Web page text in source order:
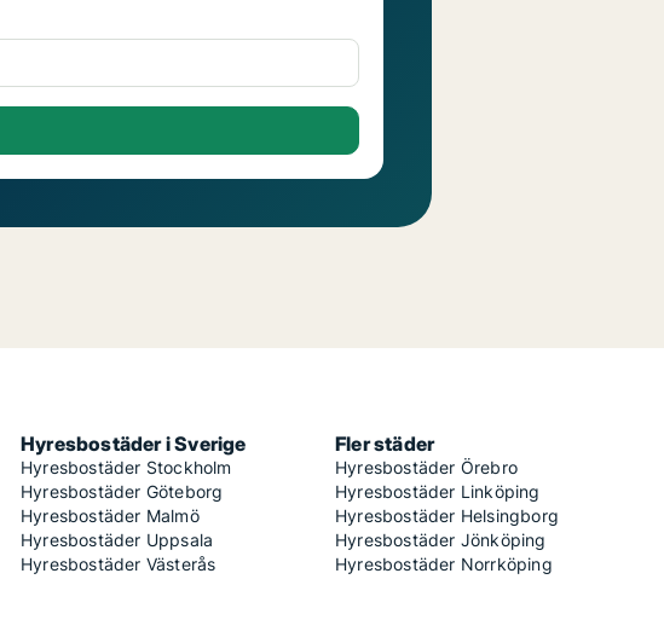
Hyresbostäder i Sverige
Hyresbostäder Stockholm
Hyresbostäder Göteborg
Hyresbostäder Malmö
Hyresbostäder Uppsala
Hyresbostäder Västerås
Fler städer
Hyresbostäder Örebro
Hyresbostäder Linköping
Hyresbostäder Helsingborg
Hyresbostäder Jönköping
Hyresbostäder Norrköping